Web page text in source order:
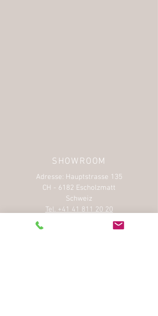
SHOWROOM
Adresse: Hauptstrasse 135
CH - 6182 Escholzmatt
Schweiz
Tel. +41 41 811 20 20